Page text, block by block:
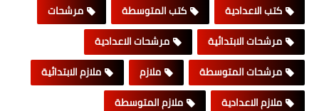
كتب الاعدادية
كتب المتوسطة
مرشحات
مرشحات الابتدائية
مرشحات الاعدادية
مرشحات المتوسطة
ملازم
ملازم الابتدائية
ملازم الاعدادية
ملازم المتوسطة